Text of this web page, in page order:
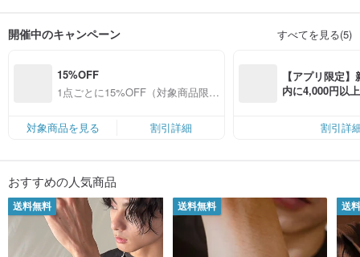
世界と幻想的な旅は、私にとって最も大切な宝物でした。しかし、大人になる
金工に触れる機会を得るまで、手の中のこのキラキラした小さなものを少しず
つ磨き上げていく感覚は、子供の頃に読んだ物語の本と同じくらい大切で貴重
なものだと感じました。だからこそ、自分でデザインしたこれらのアクセサリ
心を忘れないようにと決めました。
ィア（mixed media）によるコラージュ制作を選びました。ヤドリギ、コーヒ
ー豆、マッチ、織物シャトル、小動物など、創作の源は生活の実体化であり、
独自の配色観点を加えることで、金工感がありながらも森の童話のような、清
らかで優雅なデザインを表現しています。
開催中のキャンペーン すべてを見る(5)
15%OFF
1点ごとに15%OFF（対象商品限
対象商品を見る
割引詳細
【アプリ限定
内に4,000円以
割引詳
おすすめの人気商品
送料無料 送料無料 送